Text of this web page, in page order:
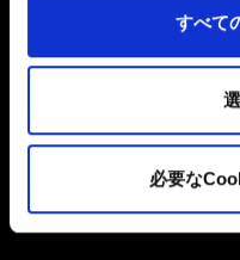
うなコンテンツをお届
これらのオプションが有
Cookieの使用およびパフ
細は、下記の「設定」メ
すべて
必要な
個人データの取り扱い